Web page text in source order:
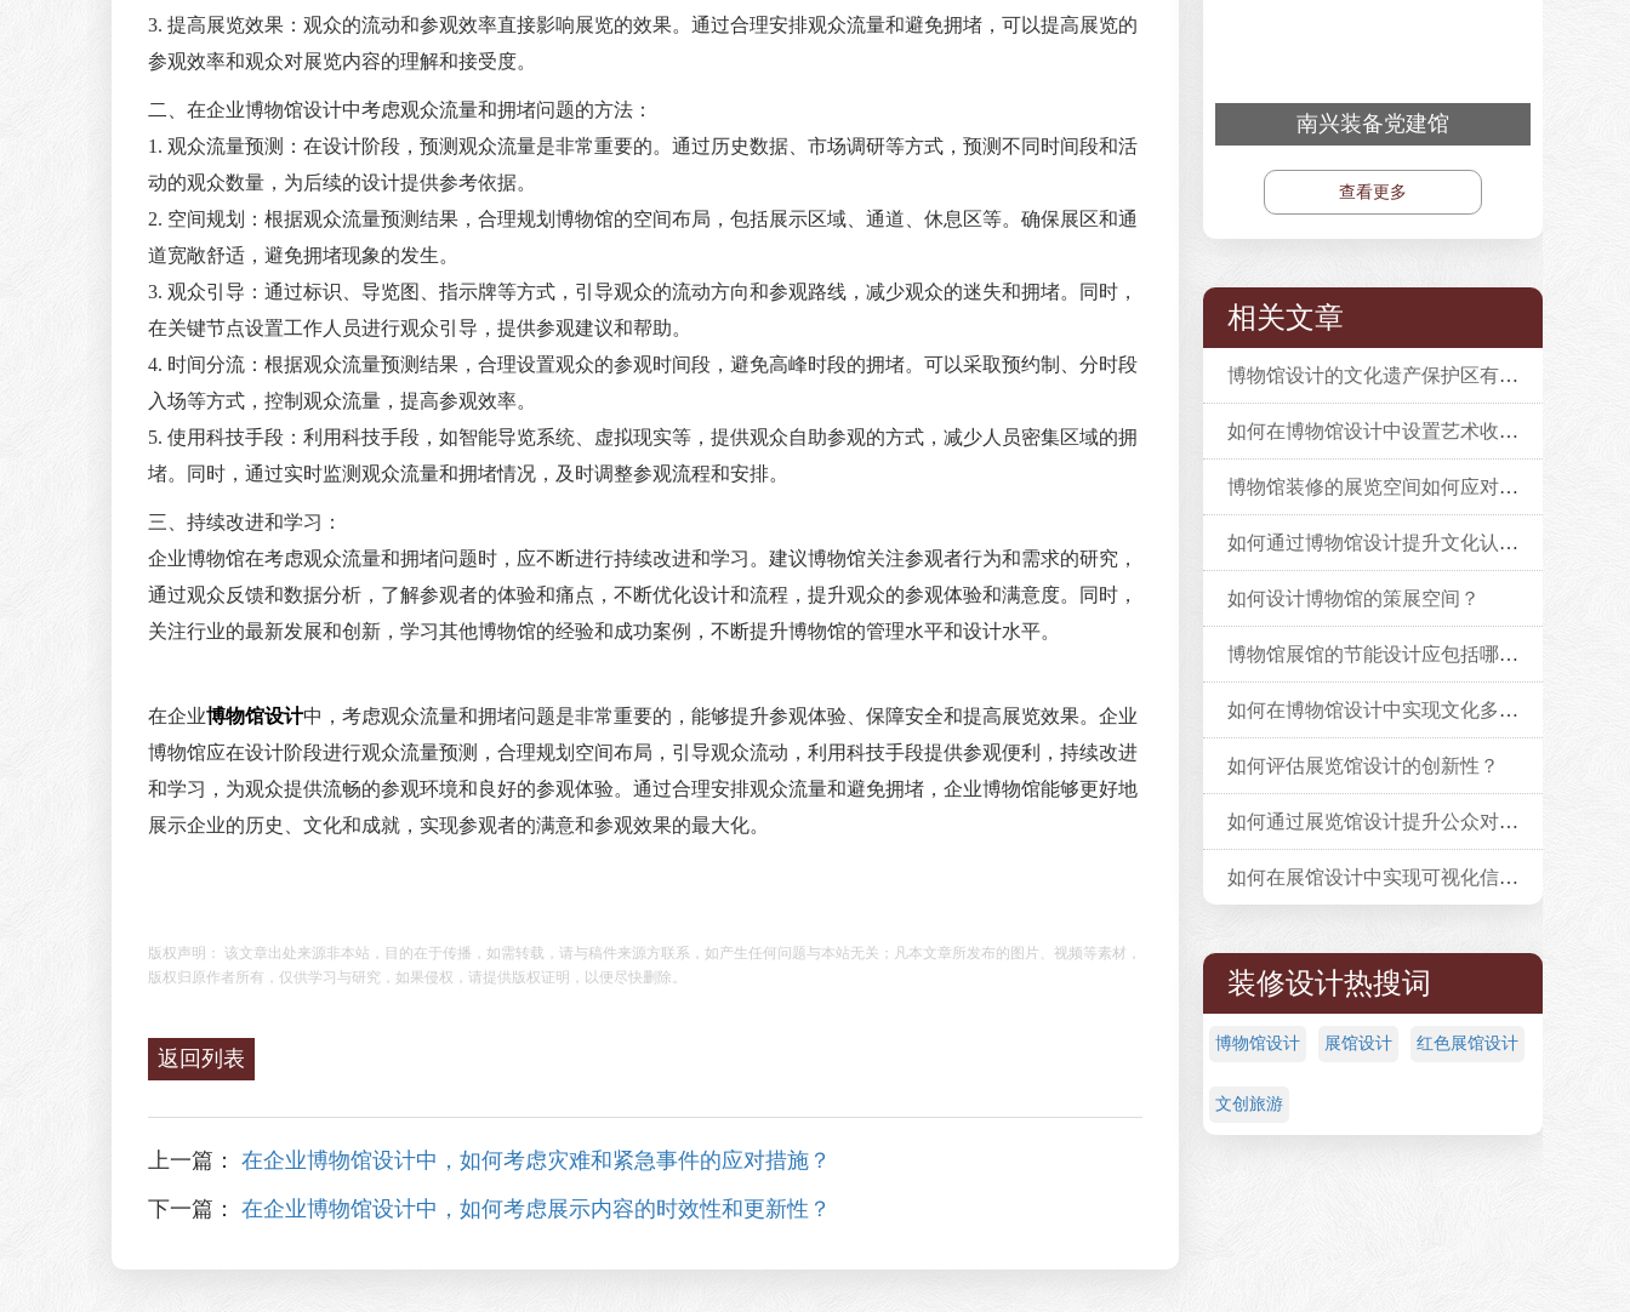
3. 提高展览效果：观众的流动和参观效率直接影响展览的效果。通过合理安排观众流量和避免拥堵，可以提高展览的
参观效率和观众对展览内容的理解和接受度。
二、在企业博物馆设计中考虑观众流量和拥堵问题的方法：
1. 观众流量预测：在设计阶段，预测观众流量是非常重要的。通过历史数据、市场调研等方式，预测不同时间段和活
动的观众数量，为后续的设计提供参考依据。
2. 空间规划：根据观众流量预测结果，合理规划博物馆的空间布局，包括展示区域、通道、休息区等。确保展区和通
道宽敞舒适，避免拥堵现象的发生。
3. 观众引导：通过标识、导览图、指示牌等方式，引导观众的流动方向和参观路线，减少观众的迷失和拥堵。同时，
在关键节点设置工作人员进行观众引导，提供参观建议和帮助。
4. 时间分流：根据观众流量预测结果，合理设置观众的参观时间段，避免高峰时段的拥堵。可以采取预约制、分时段
入场等方式，控制观众流量，提高参观效率。
5. 使用科技手段：利用科技手段，如智能导览系统、虚拟现实等，提供观众自助参观的方式，减少人员密集区域的拥
堵。同时，通过实时监测观众流量和拥堵情况，及时调整参观流程和安排。
三、持续改进和学习：
企业博物馆在考虑观众流量和拥堵问题时，应不断进行持续改进和学习。建议博物馆关注参观者行为和需求的研究，
通过观众反馈和数据分析，了解参观者的体验和痛点，不断优化设计和流程，提升观众的参观体验和满意度。同时，
关注行业的最新发展和创新，学习其他博物馆的经验和成功案例，不断提升博物馆的管理水平和设计水平。
在企业博物馆设计中，考虑观众流量和拥堵问题是非常重要的，能够提升参观体验、保障安全和提高展览效果。企业
博物馆应在设计阶段进行观众流量预测，合理规划空间布局，引导观众流动，利用科技手段提供参观便利，持续改进
和学习，为观众提供流畅的参观环境和良好的参观体验。通过合理安排观众流量和避免拥堵，企业博物馆能够更好地
展示企业的历史、文化和成就，实现参观者的满意和参观效果的最大化。
版权声明： 该文章出处来源非本站，目的在于传播，如需转载，请与稿件来源方联系，如产生任何问题与本站无关；凡本文章所发布的图片、视频等素材，
版权归原作者所有，仅供学习与研究，如果侵权，请提供版权证明，以便尽快删除。
返回列表
上一篇： 在企业博物馆设计中，如何考虑灾难和紧急事件的应对措施？
下一篇： 在企业博物馆设计中，如何考虑展示内容的时效性和更新性？
南兴装备党建馆
查看更多
相关文章
博物馆设计的文化遗产保护区有什么要求
如何在博物馆设计中设置艺术收藏展览？
博物馆装修的展览空间如何应对不同的展览需求？
如何通过博物馆设计提升文化认同感？
如何设计博物馆的策展空间？
博物馆展馆的节能设计应包括哪些要素？
如何在博物馆设计中实现文化多样性？
如何评估展览馆设计的创新性？
如何通过展览馆设计提升公众对文化遗产的认识？
如何在展馆设计中实现可视化信息展示？
装修设计热搜词
博物馆设计 展馆设计 红色展馆设计
文创旅游